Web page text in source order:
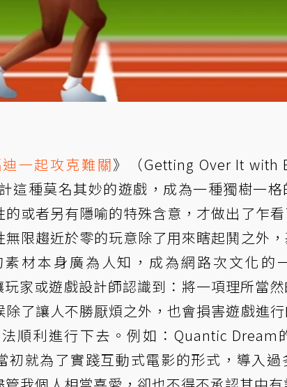
一起攻克難關》（Getting Over It with
這種莫名其妙的遊戲，成為一種獨樹一
或者另有隱喻的特殊含意，才做出了乍
限趨近於零的玩意除了用來瞎起鬨之外
材本身廣為人知，成為網路次文化的
玩家或遊戲設計師認識到：將一項理所當
了讓人不勝厭煩之外，也會損害遊戲進
順利進行下去。例如：Quantic Dream
初就為了實踐互動式電影的形式，導入